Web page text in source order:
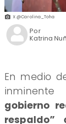
X @Carolina_Toha
Katrina
Por
En medio
gobierno